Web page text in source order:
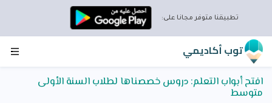
تطبيقنا متوفر مجانا على:
توب أكاديمي
افتح أبواب التعلم: دروس خصصناها لطلاب السنة الأولى
متوسط